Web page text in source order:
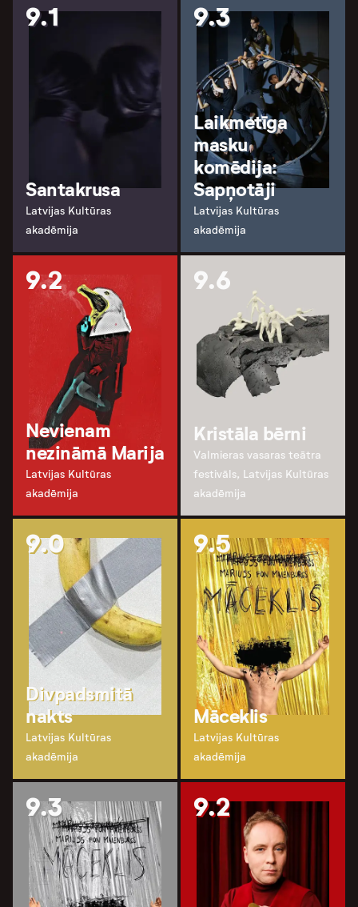
9.1
Santakrusa
Latvijas Kultūras
akadēmija
9.3
Laikmetīga
masku
komēdija:
Sapņotāji
Latvijas Kultūras
akadēmija
9.2
Nevienam
nezināmā Marija
Latvijas Kultūras
akadēmija
9.6
Kristāla bērni
Valmieras vasaras teātra
festivāls, Latvijas Kultūras
akadēmija
9.0
Divpadsmitā
nakts
Latvijas Kultūras
akadēmija
9.5
Māceklis
Latvijas Kultūras
akadēmija
9.3 9.2